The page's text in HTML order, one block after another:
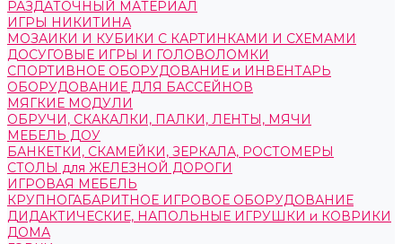
РАЗДАТОЧНЫЙ МАТЕРИАЛ
ИГРЫ НИКИТИНА
МОЗАИКИ И КУБИКИ С КАРТИНКАМИ И СХЕМАМИ
ДОСУГОВЫЕ ИГРЫ И ГОЛОВОЛОМКИ
СПОРТИВНОЕ ОБОРУДОВАНИЕ и ИНВЕНТАРЬ
ОБОРУДОВАНИЕ ДЛЯ БАССЕЙНОВ
МЯГКИЕ МОДУЛИ
ОБРУЧИ, СКАКАЛКИ, ПАЛКИ, ЛЕНТЫ, МЯЧИ
МЕБЕЛЬ ДОУ
БАНКЕТКИ, СКАМЕЙКИ, ЗЕРКАЛА, РОСТОМЕРЫ
СТОЛЫ для ЖЕЛЕЗНОЙ ДОРОГИ
ИГРОВАЯ МЕБЕЛЬ
КРУПНОГАБАРИТНОЕ ИГРОВОЕ ОБОРУДОВАНИЕ
ДИДАКТИЧЕСКИЕ, НАПОЛЬНЫЕ ИГРУШКИ и КОВРИКИ
ДОМА